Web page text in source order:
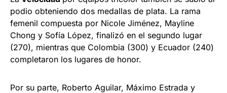
podio obteniendo dos medallas de plata. La rama
femenil compuesta por Nicole Jiménez, Mayline
Chong y Sofía López, finalizó en el segundo lugar
(270), mientras que Colombia (300) y Ecuador (240)
completaron los lugares de honor.
Por su parte, Roberto Aguilar, Máximo Estrada y